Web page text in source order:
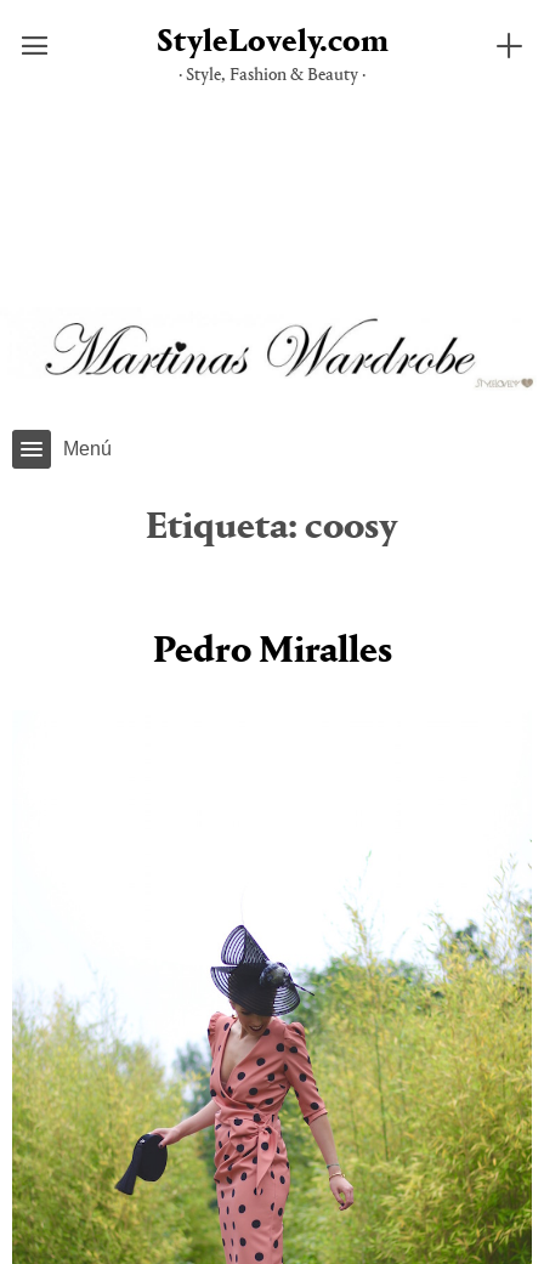
StyleLovely.com
· Style, Fashion & Beauty ·
Menú
Etiqueta: coosy
Pedro Miralles